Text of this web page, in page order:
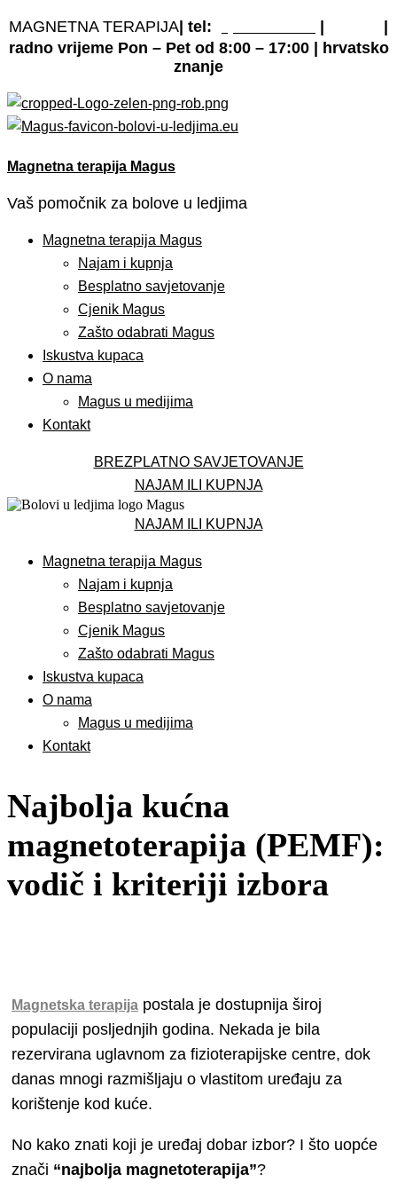
MAGNETNA TERAPIJA | tel:
radno vrijeme Pon – Pet od 8:00 – 17:00 | hrvatsko
znanje
Magnetna terapija Magus
Vaš pomočnik za bolove u ledjima
Magnetna terapija Magus
Najam i kupnja
Besplatno savjetovanje
Cjenik Magus
Zašto odabrati Magus
Iskustva kupaca
O nama
Magus u medijima
Kontakt
BREZPLATNO SAVJETOVANJE
NAJAM ILI KUPNJA
NAJAM ILI KUPNJA
Magnetna terapija Magus
Najam i kupnja
Besplatno savjetovanje
Cjenik Magus
Zašto odabrati Magus
Iskustva kupaca
O nama
Magus u medijima
Kontakt
Najbolja kućna
magnetoterapija (PEMF):
vodič i kriteriji izbora
Magnetska terapija postala je dostupnija široj
populaciji posljednjih godina. Nekada je bila
rezervirana uglavnom za fizioterapijske centre, dok
danas mnogi razmišljaju o vlastitom uređaju za
korištenje kod kuće.
No kako znati koji je uređaj dobar izbor? I što uopće
znači “najbolja magnetoterapija”?